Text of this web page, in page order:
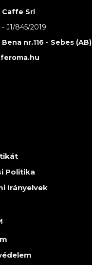
Caffe Srl
J1/845/2019
nr.116 - Sebes (AB)
Politika
Irányelvek